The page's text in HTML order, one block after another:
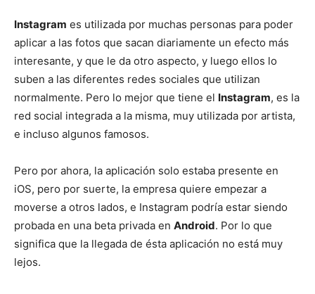
Instagram es utilizada por muchas personas para poder
aplicar a las fotos que sacan diariamente un efecto más
interesante, y que le da otro aspecto, y luego ellos lo
suben a las diferentes redes sociales que utilizan
normalmente. Pero lo mejor que tiene el Instagram, es la
red social integrada a la misma, muy utilizada por artista,
e incluso algunos famosos.
Pero por ahora, la aplicación solo estaba presente en
iOS, pero por suerte, la empresa quiere empezar a
moverse a otros lados, e Instagram podría estar siendo
probada en una beta privada en Android. Por lo que
significa que la llegada de ésta aplicación no está muy
lejos.